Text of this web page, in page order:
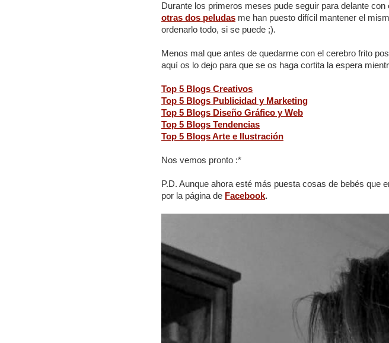
Durante los primeros meses pude seguir para delante
otras dos peludas me han puesto difícil mantener el
ordenarlo todo, si se puede ;).
Menos mal que antes de quedarme con el cerebro frito
aquí os lo dejo para que se os haga cortita la espera
Top 5 Blogs Creativos
Top 5 Blogs Publicidad y Marketing
Top 5 Blogs Diseño Gráfico y Web
Top 5 Blogs Tendencias
Top 5 Blogs Arte e Ilustración
Nos vemos pronto :*
P.D. Aunque ahora esté más puesta cosas de bebés que
por la página de Facebook.